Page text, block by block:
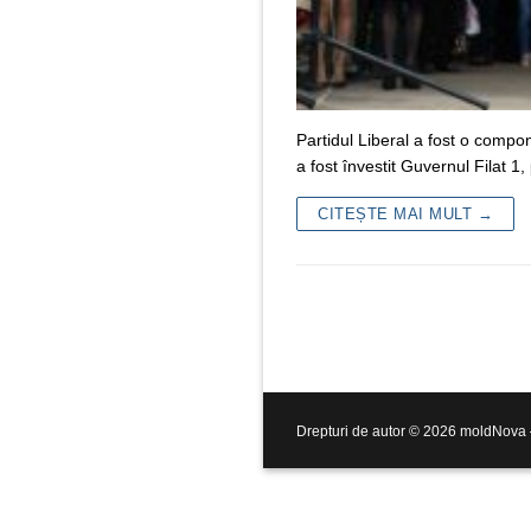
Partidul Liberal a fost o
a fost învestit Guvernul Filat
CITEȘTE MAI MULT →
Drepturi de autor © 2026 moldNova